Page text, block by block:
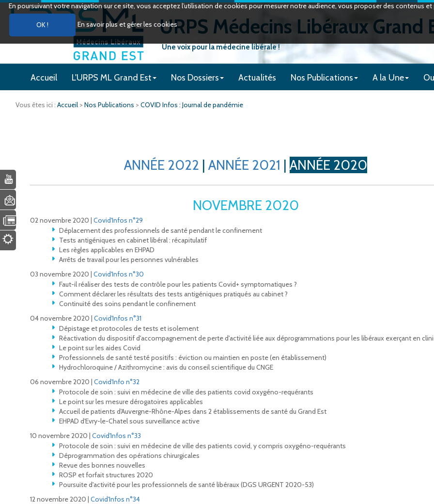
En poursuivant votre navigation sur ce site, vous acceptez l’utilisation de cookies pour mesurer notre audience, vous proposer des contenus
En savoir plus et gérer les cookiesURPS Médecins Libéraux Grand
Une voix pour la médecine libérale !
Accueil L'URPS ML Grand Est Nos Dossiers Actualités Nos Publications A la Une
Vous êtes ici : Accueil > Nos Publications > COVID Infos : Journal de pandémie
ANNÉE 2022 |ANNÉE 2021 |ANNÉE 2020
NOVEMBRE 2020
02 novembre 2020 | Covid'Infos n°29
Déplacement des professionnels de santé pendant le confinement
Tests antigéniques en cabinet libéral : récapitulatif
Les règles applicables en EHPAD
Arrêts de travail pour les personnes vulnérables
03 novembre 2020 | Covid'Infos n°30
Faut-il réaliser des tests de contrôle pour les patients Covid+ symptomatiques ?
Comment déclarer les résultats des tests antigéniques pratiqués au cabinet ?
Continuité des soins pendant le confinement
04 novembre 2020 | Covid'Infos n°31
Dépistage et protocoles de tests et isolement
Réactivation du dispositif d'accompagnement de perte d'activité liée aux déprogrammations pour les libéraux exerçant en
Le point sur les aides Covid
Professionnels de santé testé positifs : éviction ou maintien en poste (en établissement)
Hydrochloroquine / Azithromycine : avis du conseil scientifique du CNGE
06 novembre 2020 | Covid'Info n°32
Protocole de soin : suivi en médecine de ville des patients covid oxygéno-requérants
Le point sur les mesure dérogatoires applicables
Accueil de patients d'Auvergne-Rhône-Alpes dans 2 établissements de santé du Grand Est
EHPAD d'Evry-le-Chatel sous surveillance active
10 novembre 2020 | Covid'Infos n°33
Protocole de soin : suivi en médecine de ville des patients covid, y compris oxygéno-requérants
Déprogrammation des opérations chirurgicales
Revue des bonnes nouvelles
ROSP et forfait structures 2020
Poursuite d'activité pour les professionnels de santé libéraux (DGS URGENT 2020-53)
12 novembre 2020 | Covid'Infos n°34